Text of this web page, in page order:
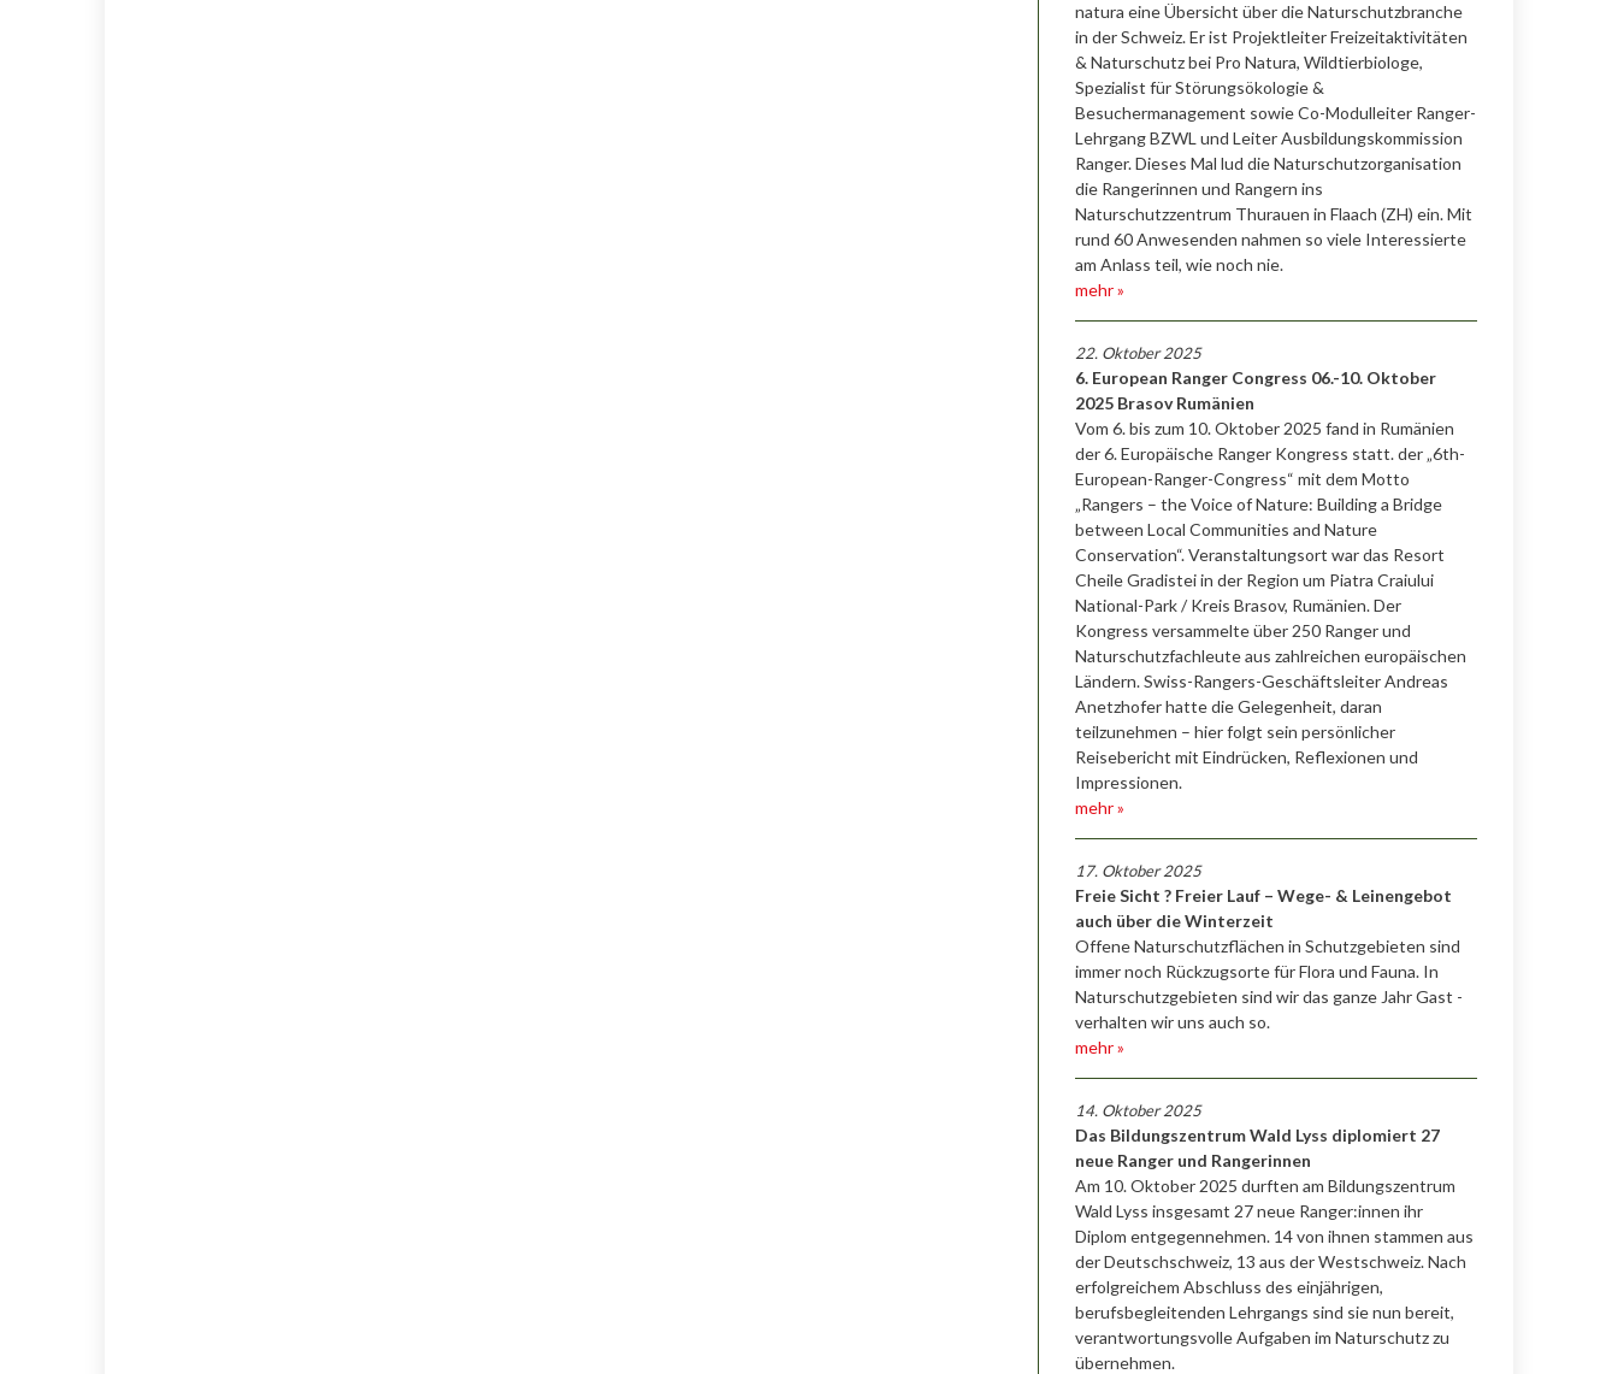
natura eine Übersicht über die Naturschutzbranche
in der Schweiz. Er ist Projektleiter Freizeitaktivitäten
& Naturschutz bei Pro Natura, Wildtierbiologe,
Spezialist für Störungsökologie &
Besuchermanagement sowie Co-Modulleiter Ranger-
Lehrgang BZWL und Leiter Ausbildungskommission
Ranger. Dieses Mal lud die Naturschutzorganisation
die Rangerinnen und Rangern ins
Naturschutzzentrum Thurauen in Flaach (ZH) ein. Mit
rund 60 Anwesenden nahmen so viele Interessierte
am Anlass teil, wie noch nie.
mehr »
22. Oktober 2025
6. European Ranger Congress 06.-10. Oktober
2025 Brasov Rumänien
Vom 6. bis zum 10. Oktober 2025 fand in Rumänien
der 6. Europäische Ranger Kongress statt. der „6th-
European-Ranger-Congress“ mit dem Motto
„Rangers – the Voice of Nature: Building a Bridge
between Local Communities and Nature
Conservation“. Veranstaltungsort war das Resort
Cheile Gradistei in der Region um Piatra Craiului
National-Park / Kreis Brasov, Rumänien. Der
Kongress versammelte über 250 Ranger und
Naturschutzfachleute aus zahlreichen europäischen
Ländern. Swiss-Rangers-Geschäftsleiter Andreas
Anetzhofer hatte die Gelegenheit, daran
teilzunehmen – hier folgt sein persönlicher
Reisebericht mit Eindrücken, Reflexionen und
Impressionen.
mehr »
17. Oktober 2025
Freie Sicht ? Freier Lauf – Wege- & Leinengebot
auch über die Winterzeit
Offene Naturschutzflächen in Schutzgebieten sind
immer noch Rückzugsorte für Flora und Fauna. In
Naturschutzgebieten sind wir das ganze Jahr Gast -
verhalten wir uns auch so.
mehr »
14. Oktober 2025
Das Bildungszentrum Wald Lyss diplomiert 27
neue Ranger und Rangerinnen
Am 10. Oktober 2025 durften am Bildungszentrum
Wald Lyss insgesamt 27 neue Ranger:innen ihr
Diplom entgegennehmen. 14 von ihnen stammen aus
der Deutschschweiz, 13 aus der Westschweiz. Nach
erfolgreichem Abschluss des einjährigen,
berufsbegleitenden Lehrgangs sind sie nun bereit,
verantwortungsvolle Aufgaben im Naturschutz zu
übernehmen.